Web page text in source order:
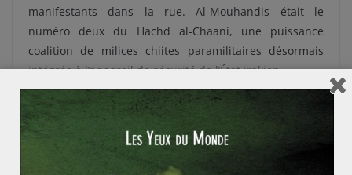
manifestants dans la rue. Al-Mouhandis était le
numéro deux du Hachd al-Chaani, une puissance
coalition de milices chiites paramilitaires désormais
intégrée à l’appareil de sécurité de l’État irakien.
Depuis octobre,
l’armée américaine avait frappé de
du Kataeb Hezbollah, un
mouvement proche du Hezbollah pro-iranien. Du camp
adverse, on dénombre